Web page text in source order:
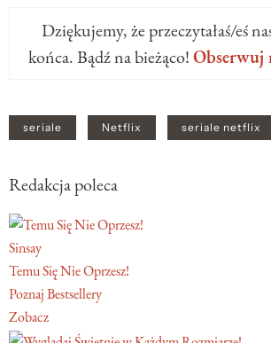
Dziękujemy, że przeczytałaś/eś
końca. Bądź na bieżąco!Obserwuj
seriale Netflix seriale netflix
Redakcja poleca
Sinsay
Temu Się Nie Oprzesz!
Poznaj Bestsellery
Zobacz